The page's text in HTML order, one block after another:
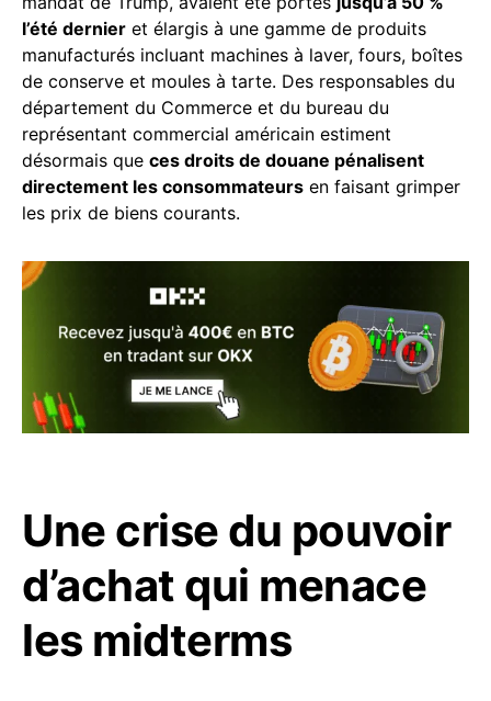
l’été dernier et élargis à une gamme de produits
manufacturés incluant machines à laver, fours, boîtes
de conserve et moules à tarte. Des responsables du
département du Commerce et du bureau du
représentant commercial américain estiment
désormais que ces droits de douane pénalisent
directement les consommateurs en faisant grimper
les prix de biens courants.
Une crise du pouvoir
d’achat qui menace
les midterms